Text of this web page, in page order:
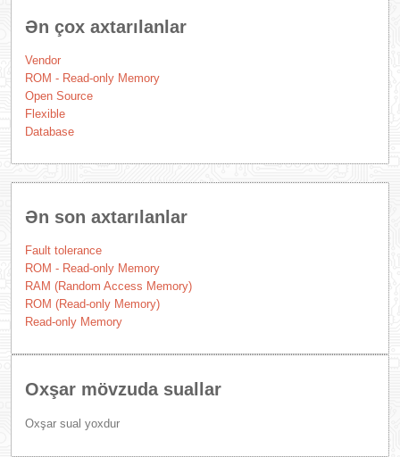
Ən çox axtarılanlar
Vendor
ROM - Read-only Memory
Open Source
Flexible
Database
Ən son axtarılanlar
Fault tolerance
ROM - Read-only Memory
RAM (Random Access Memory)
ROM (Read-only Memory)
Read-only Memory
Oxşar mövzuda suallar
Oxşar sual yoxdur